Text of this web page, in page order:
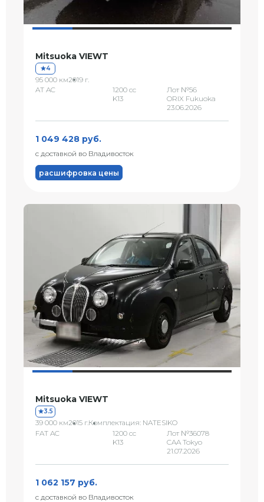
Mitsuoka VIEWT
4
95 000 км2019 г.
AT AC
1200 сс
K13
Лот №56
ORIX Fukuoka
23.06.2026
1 049 428 руб.
с доставкой во Владивосток
расшифровка цены
Mitsuoka VIEWT
3.5
39 000 км2015 г.Комплектация: NATESIKO
FAT AC
1200 сс
K13
Лот №36078
CAA Tokyo
21.07.2026
1 062 157 руб.
с доставкой во Владивосток